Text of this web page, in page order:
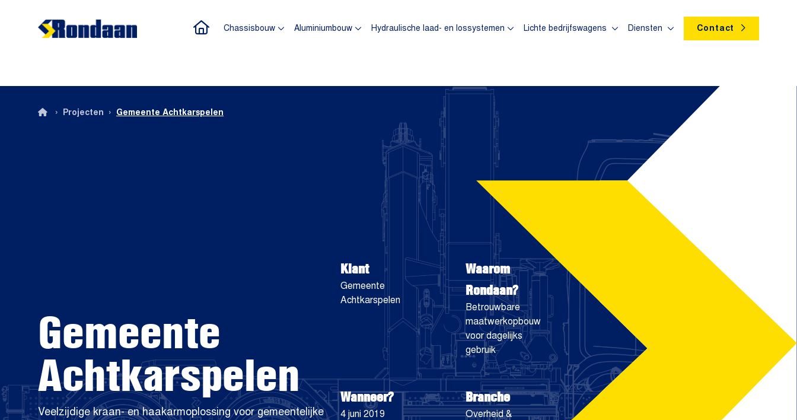
Naar de homepagina
Chassisbouw Aluminiumbouw Hydraulische laad- en lossystemen Lichte bedrijfswagens Diensten Contact
Gemeente
Achtkarspelen
Veelzijdige kraan- en haakarmoplossing voor gemeentelijke
› Projecten › Gemeente Achtkarspelen
Klant
Gemeente
Achtkarspelen
Waarom
Rondaan?
Betrouwbare
maatwerkopbouw
voor dagelijks
gebruik
Wanneer?
4 juni 2019
Branche
Overheid &